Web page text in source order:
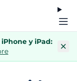
y iPad: